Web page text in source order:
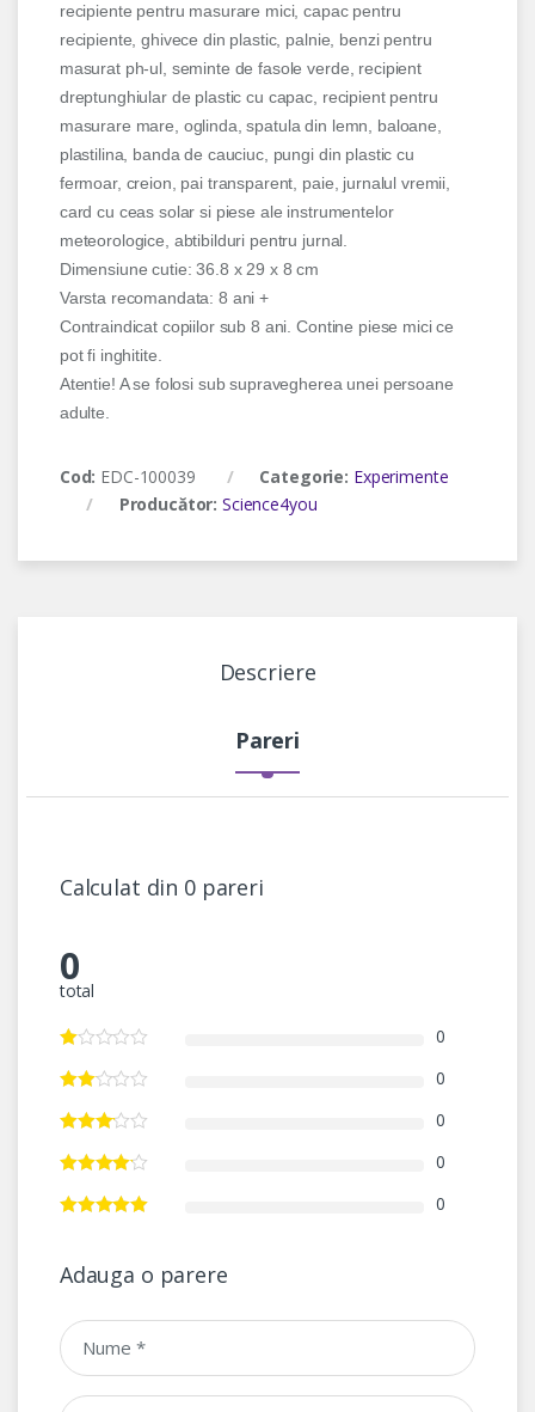
recipiente pentru masurare mici, capac pentru
recipiente, ghivece din plastic, palnie, benzi pentru
masurat ph-ul, seminte de fasole verde, recipient
dreptunghiular de plastic cu capac, recipient pentru
masurare mare, oglinda, spatula din lemn, baloane,
plastilina, banda de cauciuc, pungi din plastic cu
fermoar, creion, pai transparent, paie, jurnalul vremii,
card cu ceas solar si piese ale instrumentelor
meteorologice, abtibilduri pentru jurnal.
Dimensiune cutie: 36.8 x 29 x 8 cm
Varsta recomandata: 8 ani +
Contraindicat copiilor sub 8 ani. Contine piese mici ce
pot fi inghitite.
Atentie! A se folosi sub supravegherea unei persoane
adulte.
Cod: EDC-100039 Categorie: Experimente
Producător: Science4you
Descriere
Pareri
Calculat din 0 pareri
0
total
0
0
0
0
0
Adauga o parere